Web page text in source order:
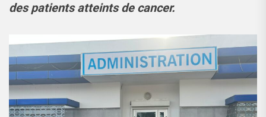
des patients atteints de cancer.